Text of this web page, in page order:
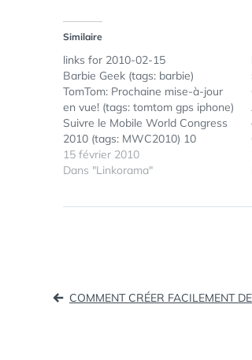
Similaire
links for 2010-02-15
Barbie Geek (tags: barbie)
TomTom: Prochaine mise-à-jour
en vue! (tags: tomtom gps iphone)
Suivre le Mobile World Congress
2010 (tags: MWC2010) 10
astuces pour Google Buzz (tags:
google buzz googlebuzz) Que
15 février 2010
Dans "Linkorama"
Navigation
COMMENT CRÉER FACILEMENT